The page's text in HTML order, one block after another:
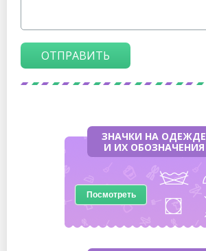
ОТПРАВИТЬ
ЗНАЧКИ НА ОДЕЖДЕ
И ИХ ОБОЗНАЧЕНИЯ
Посмотреть